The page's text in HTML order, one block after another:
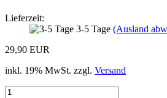
Lieferzeit:
3-5 Tage (Ausland
29,90 EUR
inkl. 19% MwSt. zzgl. Versand